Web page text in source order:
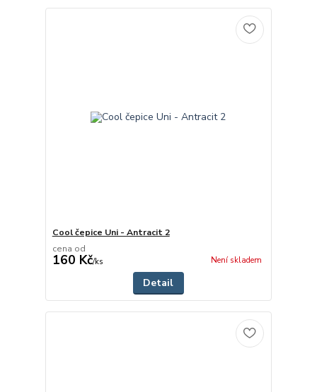
Cool čepice Uni - Antracit 2
cena od
160 Kč/ks Není skladem
Detail